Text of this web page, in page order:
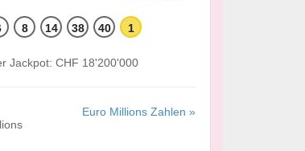
8 14 38 40 1
Jackpot: CHF 18'200'000
Euro Millions Zahlen »